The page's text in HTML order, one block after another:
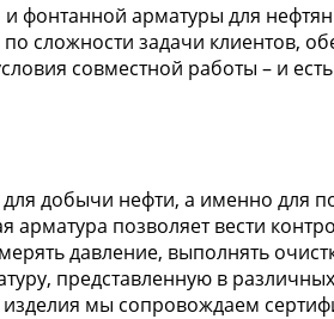
фонтанной арматуры для
сложности задачи клиентов,
совместной работы – и
для добычи нефти, а именно для
арматура позволяет вести
давление, выполнять
представленную в
мы сопровождаем